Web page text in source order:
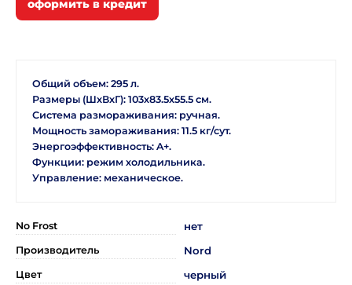
Общий объем: 295 л.
Размеры (ШхВхГ): 103х83.5х55.5 см.
Система размораживания: ручная.
Мощность замораживания: 11.5 кг/сут.
Энергоэффективность: A+.
Функции: режим холодильника.
Управление: механическое.
No Frost нет
Производитель Nord
Цвет черный